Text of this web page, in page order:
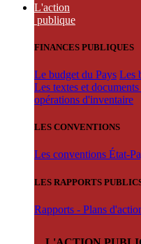
L'action
publique
FINANCES PUBLIQUES
Le budget du Pays Les
Les textes et
opérations d'inventaire
LES CONVENTIONS
Les conventions État-
LES RAPPORTS
Rapports - Plans